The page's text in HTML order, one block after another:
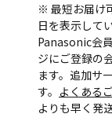
※ 最短お届け
日を表示して
Panasonic会
ジにご登録の
ます。追加サ
す。 よくある
よりも早く発